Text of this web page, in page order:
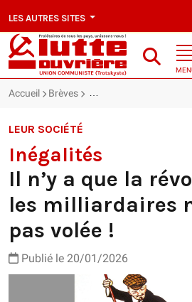
LES AUTRES SITES
Accueil Brèves Inégalités : Il n’y a que
LEUR SOCIÉTÉ
Inégalités
Il n’y a que la
les milliardaires
pas volée !
Publié le 20/01/2026